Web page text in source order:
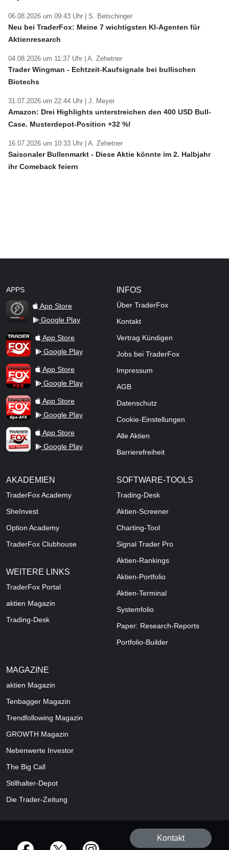
06.08.2026 um 09:43 Uhr | S. Betschinger
Neu bei TraderFox: Meine 7 wichtigsten KI-Agenten für
Aktienresearch
04.08.2026 um 11:37 Uhr | A. Zehetner
Trader Wingman - Echtzeit-Kaufsignale bei bullischen
Biotechs
31.07.2026 um 22:44 Uhr | J. Meyer
Amazon: Drei Highlights unterstreichen den 400 USD Bull-
Case. Musterdepot-Position +32 %!
16.07.2026 um 10:33 Uhr | A. Zehetner
Saisonaler Bullenmarkt - Diese Aktie könnte im 2. Halbjahr
ihr Comeback feiern
APPS
TraderFox Flash
App Store
Google Play
TraderFox AppApp Store
Google Play
TraderFox ProApp Store
Google Play
TraderFox dpa-AFX ProFeed
App Store
Google Play
TraderFox Live Trading
App Store
Google Play
INFOS
Über TraderFox
Kontakt
Vertrag Kündigen
Jobs bei TraderFox
Impressum
AGB
Datenschutz
Cookie-Einstellungen
Alle Aktien
Barrierefreiheit
AKADEMIEN
TraderFox Academy
SheInvest
Option Academy
TraderFox Clubhouse
WEITERE LINKS
TraderFox Portal
aktien Magazin
Trading-Desk
SOFTWARE-TOOLS
Trading-Desk
Aktien-Screener
Charting-Tool
Signal Trader Pro
Aktien-Rankings
Aktien-Portfolio
Aktien-Terminal
Systemfolio
Paper: Research-Reports
Portfolio-Builder
MAGAZINE
aktien Magazin
Tenbagger Magazin
Trendfollowing Magazin
GROWTH Magazin
Nebenwerte Investor
The Big Call
Stillhalter-Depot
Die Trader-Zeitung
offizielle Social Media-Accounts
Kontakt